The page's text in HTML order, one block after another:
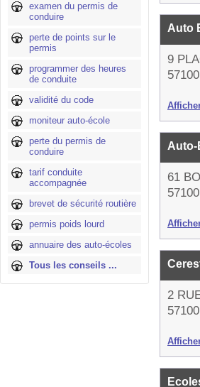
examen du permis de
conduire
perte de points sur le
permis
programmer des heures
de conduite
validité du code
moniteur auto-école
perte du permis de
conduire
tarif conduite
accompagnée
brevet de sécurité routière
permis poids lourd
annuaire des auto-écoles
Tous les conseils ...
Auto
9
Auto-
61
2